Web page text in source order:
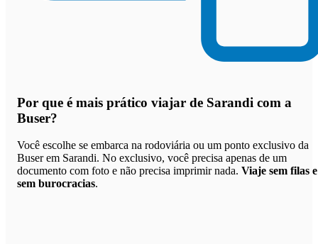
Por que é mais prático viajar de Sarandi com a
Buser?
Você escolhe se embarca na rodoviária ou um ponto exclusivo da
Buser em Sarandi. No exclusivo, você precisa apenas de um
documento com foto e não precisa imprimir nada. Viaje sem filas e
sem burocracias.